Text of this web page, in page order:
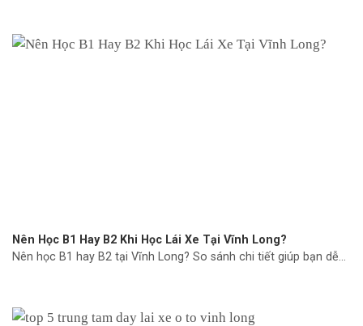
Nên Học B1 Hay B2 Khi Học Lái Xe Tại Vĩnh Long?
Nên học B1 hay B2 tại Vĩnh Long? So sánh chi tiết giúp bạn dễ...